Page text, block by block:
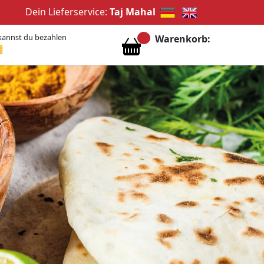
Dein Lieferservice: Taj Mahal
du bezahlen Warenkorb: